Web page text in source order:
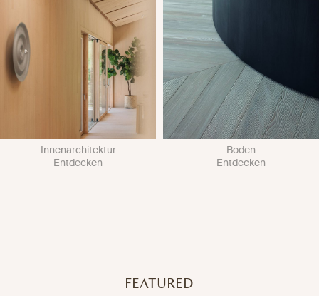
Innenarchitektur
Entdecken
Boden
Entdecken
FEATURED